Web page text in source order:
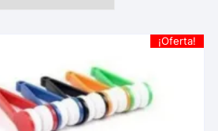
¡Oferta!